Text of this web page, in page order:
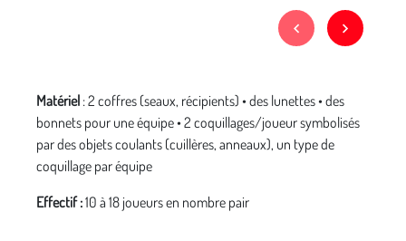
Matériel : 2 coffres (seaux, récipients) • des lunettes • des
bonnets pour une équipe • 2 coquillages/joueur symbolisés
par des objets coulants (cuillères, anneaux), un type de
coquillage par équipe
Effectif :10 à 18 joueurs en nombre pair